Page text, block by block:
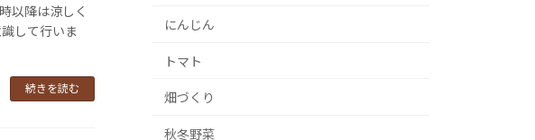
以降は涼しく
して行いま
続きを読む
にんじん
トマト
畑づくり
秋冬野菜